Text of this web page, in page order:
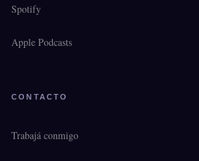
Spotify
Apple Podcasts
CONTACTO
Trabajá conmigo